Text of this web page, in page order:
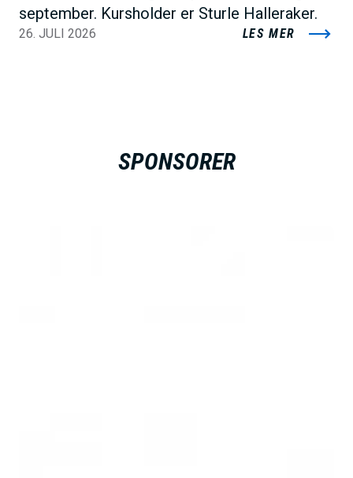
september. Kursholder er Sturle Halleraker.
26. JULI 2026 LES MER
SPONSORER